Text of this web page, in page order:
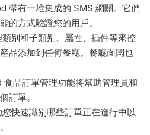
帶有一堆集成的 SMS 網關。它們
的方式驗證您的用戶。
别和子類别、屬性、插件等來控
品添加到任何餐廳。餐廳面闆也
品訂單管理功能将幫助管理員和
訂單。
快速識别哪些訂單正在進行中以